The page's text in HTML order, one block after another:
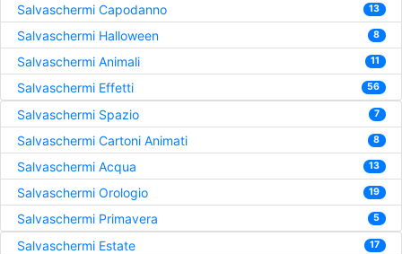
Salvaschermi Capodanno 13
Salvaschermi Halloween 8
Salvaschermi Animali 11
Salvaschermi Effetti 56
Salvaschermi Spazio 7
Salvaschermi Cartoni Animati 8
Salvaschermi Acqua 13
Salvaschermi Orologio 19
Salvaschermi Primavera 5
Salvaschermi Estate 17